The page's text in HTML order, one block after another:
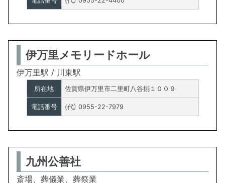
伊万里メモリードホール
伊万里駅 / 川東駅
所在地 佐賀県伊万里市二里町八谷搦１００９
電話番号 (代) 0955-22-7979
九州公善社
斎場、葬儀業、葬祭業